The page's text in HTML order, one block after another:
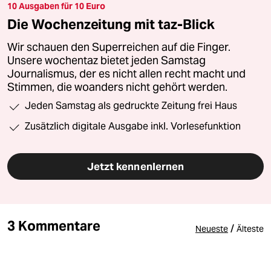
10 Ausgaben für 10 Euro
Die Wochenzeitung mit taz-Blick
Wir schauen den Superreichen auf die Finger.
Unsere wochentaz bietet jeden Samstag
Journalismus, der es nicht allen recht macht und
Stimmen, die woanders nicht gehört werden.
Jeden Samstag als gedruckte Zeitung frei Haus
Zusätzlich digitale Ausgabe inkl. Vorlesefunktion
Jetzt kennenlernen
3 Kommentare Neueste / Älteste